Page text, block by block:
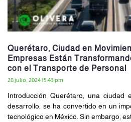
Querétaro, Ciudad en
Empresas Están
con el Transporte de Personal
28 julio, 2024 5:43 pm
Introducción Querétaro, una ciudad
desarrollo, se ha convertido en un
tecnológico en México. Sin embargo,